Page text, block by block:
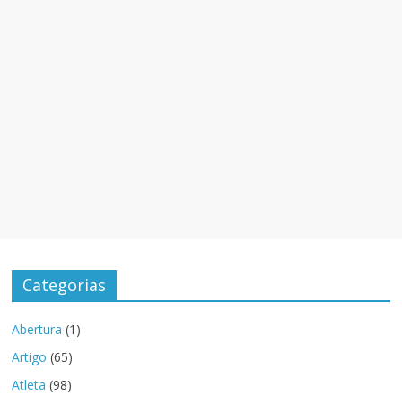
Categorias
Abertura (1)
Artigo (65)
Atleta (98)